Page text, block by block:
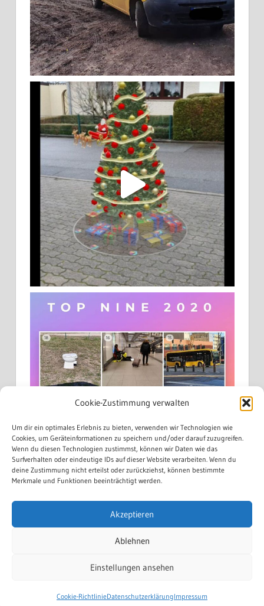
Cookie-Zustimmung verwalten
Um dir ein optimales Erlebnis zu bieten, verwenden wir Technologien wie
Cookies, um Geräteinformationen zu speichern und/oder darauf zuzugreifen.
Wenn du diesen Technologien zustimmst, können wir Daten wie das
Surfverhalten oder eindeutige IDs auf dieser Website verarbeiten. Wenn du
deine Zustimmung nicht erteilst oder zurückziehst, können bestimmte
Merkmale und Funktionen beeinträchtigt werden.
Akzeptieren
Ablehnen
Einstellungen ansehen
Cookie-RichtlinieDatenschutzerklärungImpressum
Auf Instagram folgen